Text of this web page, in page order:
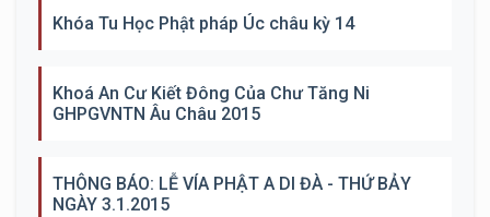
Khóa Tu Học Phật pháp Úc châu kỳ 14
Khoá An Cư Kiết Đông Của Chư Tăng Ni
GHPGVNTN Âu Châu 2015
THÔNG BÁO: LỄ VÍA PHẬT A DI ĐÀ - THỨ BẢY
NGÀY 3.1.2015